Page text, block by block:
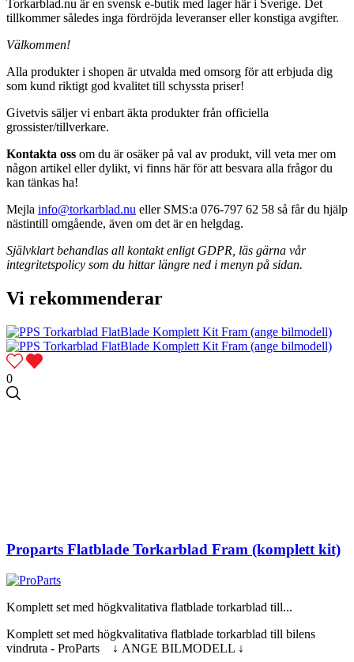
Torkarblad.nu är en svensk e-butik med lager här i Sverige. Det
tillkommer således inga fördröjda leveranser eller konstiga avgifter.
Välkommen!
Alla produkter i shopen är utvalda med omsorg för att erbjuda dig
som kund riktigt god kvalitet till schyssta priser!
Givetvis säljer vi enbart äkta produkter från officiella
grossister/tillverkare.
Kontakta oss om du är osäker på val av produkt, vill veta mer om
någon artikel eller dylikt, vi finns här för att besvara alla frågor du
kan tänkas ha!
Mejla info@torkarblad.nu eller SMS:a 076-797 62 58 så får du hjälp
nästintill omgående, även om det är en helgdag.
Självklart behandlas all kontakt enligt GDPR, läs gärna vår
integritetspolicy som du hittar längre ned i menyn på sidan.
Vi rekommenderar
0
Proparts Flatblade Torkarblad Fram (komplett kit)
Komplett set med högkvalitativa flatblade torkarblad till...
Komplett set med högkvalitativa flatblade torkarblad till bilens
vindruta - ProParts ↓ ANGE BILMODELL ↓